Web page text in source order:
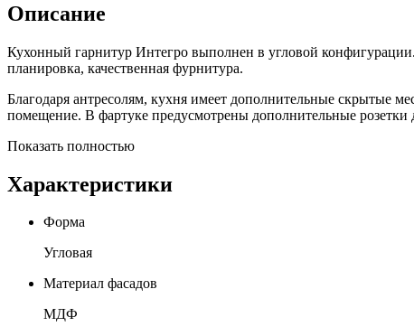
Описание
Кухонный гарнитур Интегро выполнен в угловой
планировка, качественная фурнитура.
Благодаря антресолям, кухня имеет дополнительные скрытые
помещение. В фартуке предусмотрены дополнительные розетки
Показать полностью
Характеристики
Форма
Угловая
Материал фасадов
МДФ